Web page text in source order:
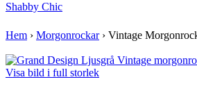
Shabby Chic
Hem › Morgonrockar› Vintage
Visa bild i full storlek